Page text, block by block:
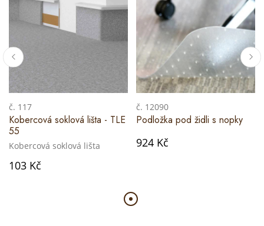
č. 117
Kobercová soklová lišta - TLE
55
Kobercová soklová lišta
103 Kč
č. 12090
Podložka pod židli s nopky
924 Kč